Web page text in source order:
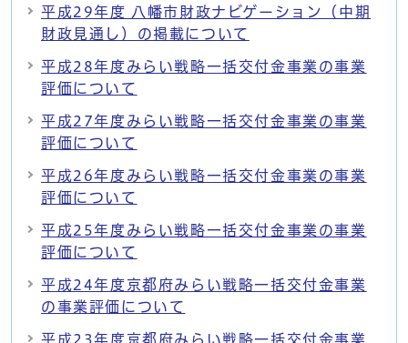
平成29年度 八幡市財政ナビゲーション（中期
財政見通し）の掲載について
平成28年度みらい戦略一括交付金事業の事業
評価について
平成27年度みらい戦略一括交付金事業の事業
評価について
平成26年度みらい戦略一括交付金事業の事業
評価について
平成25年度みらい戦略一括交付金事業の事業
評価について
平成24年度京都府みらい戦略一括交付金事業
の事業評価について
平成23年度京都府みらい戦略一括交付金事業